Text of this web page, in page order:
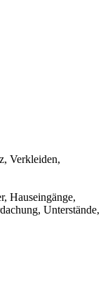
Verkleiden,
Hauseingänge,
Unterstände,